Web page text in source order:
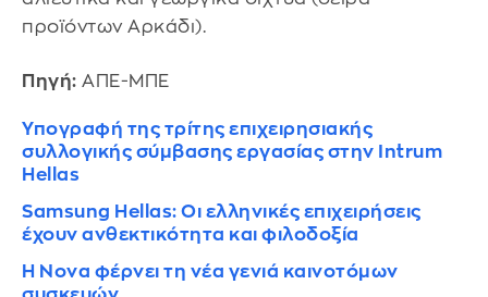
προϊόντων Αρκάδι).
Πηγή: ΑΠΕ-ΜΠΕ
Υπογραφή της τρίτης επιχειρησιακής
συλλογικής σύμβασης εργασίας στην Intrum
Hellas
Samsung Hellas: Οι ελληνικές επιχειρήσεις
έχουν ανθεκτικότητα και φιλοδοξία
Η Nova φέρνει τη νέα γενιά καινοτόμων